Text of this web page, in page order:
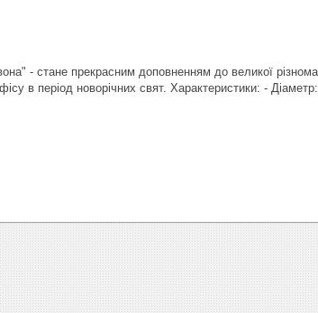
- стане прекрасним доповненням до великої
в період новорічних свят. Характеристики: -